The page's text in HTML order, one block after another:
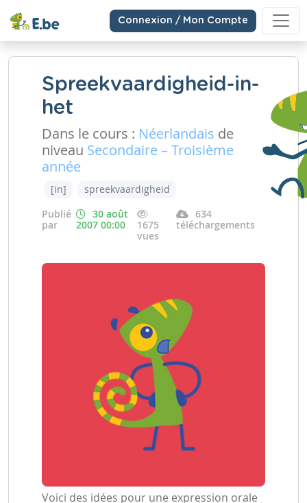
Connexion / Mon Compte
Spreekvaardigheid-in-
het
Dans le cours : Néerlandais de
niveau Secondaire – Troisième
année
[in]
spreekvaardigheid
Publié
par
30 août
2007 00:00
1675
vues
634
téléchargements
Voici des idées pour une expression orale